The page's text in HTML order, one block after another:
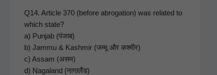
Q14. Arti­cle 370 (before abro­ga­tion) was relat­ed to
which state?
a) Pun­jab (पंजाब)
b) Jam­mu & Kash­mir (जम्मू और कश्मीर)
c) Assam (असम)
d) Naga­land (नागालैंड)